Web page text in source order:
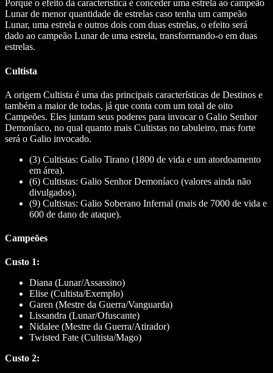
Porque o efeito da característica é conceder uma estrela ao campeão
Lunar de menor quantidade de estrelas caso tenha um campeão
Lunar, uma estrela e outros dois com duas estrelas, o efeito será
dado ao campeão Lunar de uma estrela, transformando-o em duas
estrelas.
Cultista
A origem Cultista é uma das principais características de Destinos e
também a maior de todas, já que conta com um total de oito
Campeões. Eles juntam seus poderes para invocar o Galio Senhor
Demoníaco, no qual quanto mais Cultistas no tabuleiro, mas forte
será o Galio invocado.
(3) Cultistas: Galio Tirano (1800 de vida e um atordoamento
em área).
(6) Cultistas: Galio Senhor Demoníaco (valores ainda não
divulgados).
(9) Cultistas: Galio Soberano Infernal (mais de 7000 de vida e
600 de dano de ataque).
Campeões
Custo 1:
Diana (Lunar/Assassino)
Elise (Cultista/Exemplo)
Garen (Mestre da Guerra/Vanguarda)
Lissandra (Lunar/Ofuscante)
Nidalee (Mestre da Guerra/Atirador)
Twisted Fate (Cultista/Mago)
Custo 2: